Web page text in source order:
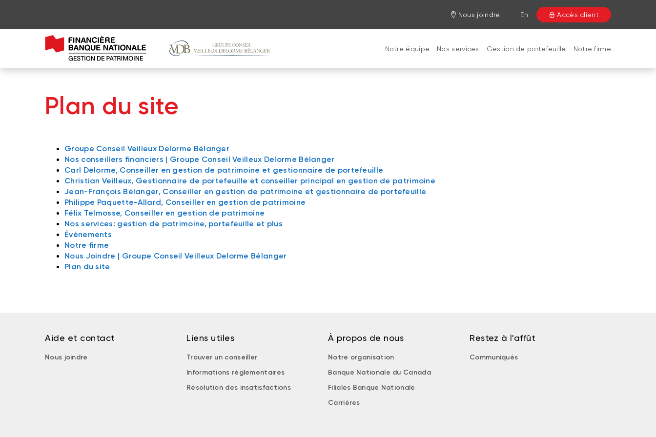
Nous joindre En Accès client
Notre équipe Nos services Gestion de portefeuille Notre firme
Plan du site
Groupe Conseil Veilleux Delorme Bélanger
Nos conseillers financiers | Groupe Conseil Veilleux Delorme Bélanger
Carl Delorme, Conseiller en gestion de patrimoine et gestionnaire de portefeuille
Christian Veilleux, Gestionnaire de portefeuille et conseiller principal en gestion de patrimoine
Jean-François Bélanger, Conseiller en gestion de patrimoine et gestionnaire de portefeuille
Philippe Paquette-Allard, Conseiller en gestion de patrimoine
Félix Telmosse, Conseiller en gestion de patrimoine
Nos services: gestion de patrimoine, portefeuille et plus
Événements
Notre firme
Nous Joindre | Groupe Conseil Veilleux Delorme Bélanger
Plan du site
Aide et contact
Nous joindre
Liens utiles
Trouver un conseiller
Informations réglementaires
Résolution des insatisfactions
À propos de nous
Notre organisation
Banque Nationale du Canada
Filiales Banque Nationale
Carrières
Restez à l'affût
Communiqués